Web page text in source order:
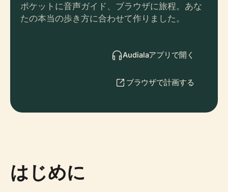
ポケットに音声ガイド、ブラウザに旅程。あな
たの本当の歩き方に合わせて作りました。
Audialaアプリで開く
ブラウザで計画する
はじめに